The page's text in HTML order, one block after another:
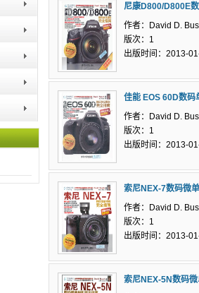
尼康D800/D800E
作者：David D.
版次：1
出版时间：2013-
佳能 EOS 60D数码
作者：David D.
版次：1
出版时间：2013-
索尼NEX-7数码微
作者：David D.
版次：1
出版时间：2013-
索尼NEX-5N数码